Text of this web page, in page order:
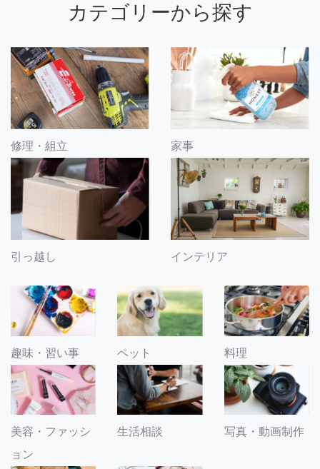
カテゴリーから探す
修理・組立 家事
引っ越し インテリア
趣味・習い事 ペット 料理
美容・ファッシ
ョン
生活相談 写真・動画制作